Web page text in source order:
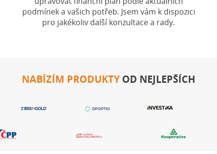
podmínek a vašich potřeb. Jsem vám k dispozici
pro jakékoliv další konzultace a rady.
NABÍZÍM PRODUKTYOD NEJLEPŠÍCH